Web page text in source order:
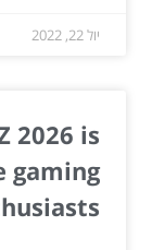
יול 22, 2022
2026 is
gaming